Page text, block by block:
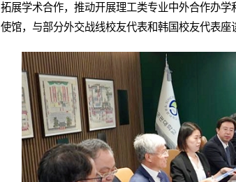
拓展学术合作，推动开展理工类专业中外合作办
使馆，与部分外交战线校友代表和韩国校友代表座